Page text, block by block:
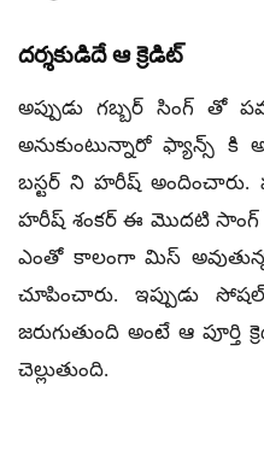
దర్శకుడిదే ఆ క్రెడిట్
అప్పుడు గబ్బర్ సింగ్
అనుకుంటున్నారో ఫ్యాన్స్
బస్టర్ ని హరీష్
హరీష్ శంకర్ ఈ మొదటి సాంగ్
ఎంతో కాలంగా మిస్
చూపించారు. ఇప్పుడు
జరుగుతుంది అంటే ఆ పూర్తి
చెల్లుతుంది.